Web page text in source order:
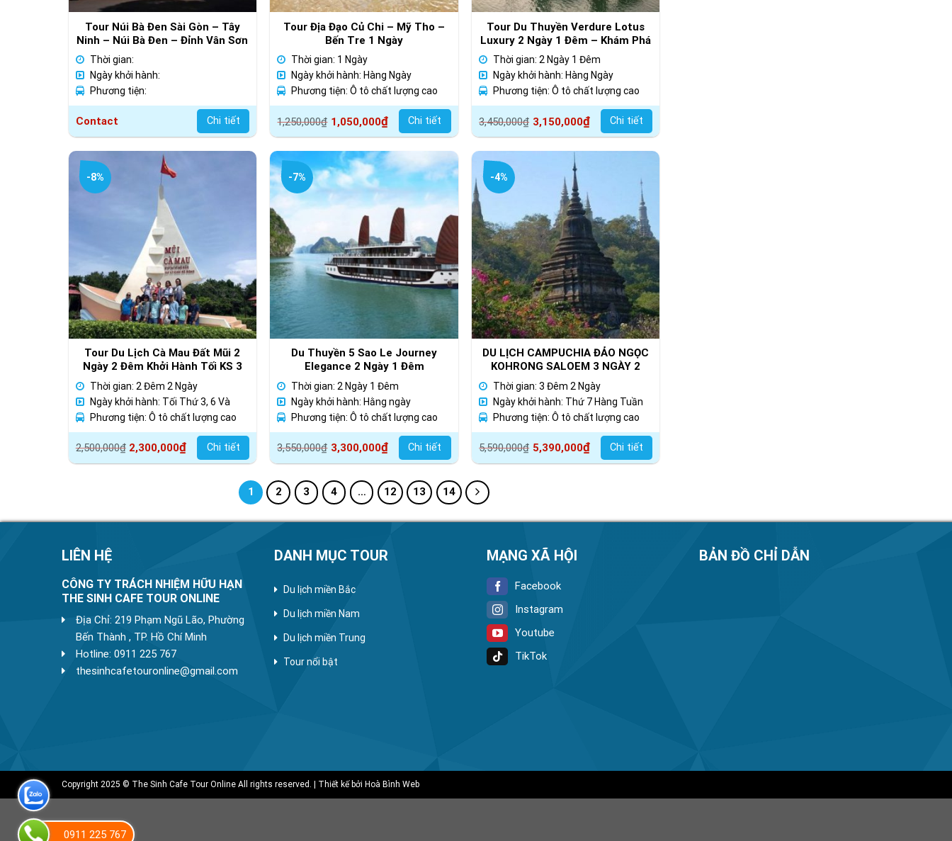
Tour Núi Bà Đen Sài Gòn – Tây
Ninh – Núi Bà Đen – Đỉnh Vân Sơn
– Điện Bà – Tòa Thánh Tây Ninh
Thời gian:
Ngày khởi hành:
Phương tiện:
Contact Chi tiết
Tour Địa Đạo Củ Chi – Mỹ Tho –
Bến Tre 1 Ngày
Thời gian: 1 Ngày
Ngày khởi hành: Hàng Ngày
Phương tiện: Ô tô chất lượng cao
1,250,000₫
Giá
gốc
là:
1,250,000₫.
1,050,000₫
Giá
hiện
tại
là:
1,050,000₫.
Chi tiết
Tour Du Thuyền Verdure Lotus
Luxury 2 Ngày 1 Đêm – Khám Phá
Vịnh Lan Hạ Huyền Diệu
Thời gian: 2 Ngày 1 Đêm
Ngày khởi hành: Hàng Ngày
Phương tiện: Ô tô chất lượng cao
3,450,000₫
Giá
gốc
là:
3,450,000₫.
3,150,000₫
Giá
hiện
tại
là:
3,150,000₫.
Chi tiết
-8%
Tour Du Lịch Cà Mau Đất Mũi 2
Ngày 2 Đêm Khởi Hành Tối KS 3
Sao
Thời gian: 2 Đêm 2 Ngày
Ngày khởi hành: Tối Thứ 3, 6 Và
Chủ Nhật Hàng Tuần
Phương tiện: Ô tô chất lượng cao
2,500,000₫
Giá
gốc
2,300,000₫
Giá
hiện
2,300,000₫.
Chi tiết
-7%
Du Thuyền 5 Sao Le Journey
Elegance 2 Ngày 1 Đêm
Thời gian: 2 Ngày 1 Đêm
Ngày khởi hành: Hằng ngày
Phương tiện: Ô tô chất lượng cao
3,550,000₫
Giá
gốc
là:
3,550,000₫.
3,300,000₫
Giá
hiện
tại
là:
3,300,000₫.
Chi tiết
-4%
DU LỊCH CAMPUCHIA ĐẢO NGỌC
KOHRONG SALOEM 3 NGÀY 2
ĐÊM
Thời gian: 3 Đêm 2 Ngày
Ngày khởi hành: Thứ 7 Hàng Tuần
Phương tiện: Ô tô chất lượng cao
5,590,000₫
Giá
gốc
là:
5,590,000₫.
5,390,000₫
Giá
hiện
tại
là:
5,390,000₫.
Chi tiết
1 2 3 4 … 12 13 14
LIÊN HỆ
CÔNG TY TRÁCH NHIỆM HỮU HẠN
THE SINH CAFE TOUR ONLINE
Địa Chỉ: 219 Phạm Ngũ Lão, Phường
Bến Thành , TP. Hồ Chí Minh
Hotline: 0911 225 767
thesinhcafetouronline@gmail.com
DANH MỤC TOUR
Du lịch miền Bắc
Du lịch miền Nam
Du lịch miền Trung
Tour nổi bật
MẠNG XÃ HỘI
Facebook
Instagram
Youtube
TikTok
BẢN ĐỒ CHỈ DẪN
0911 225 767
Copyright 2025 © The Sinh Cafe Tour Online All rights reserved. | Thiết kế bởi Hoà Bình Web